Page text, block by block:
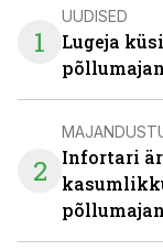
1
UUDISED
Lugeja
2
Infortari